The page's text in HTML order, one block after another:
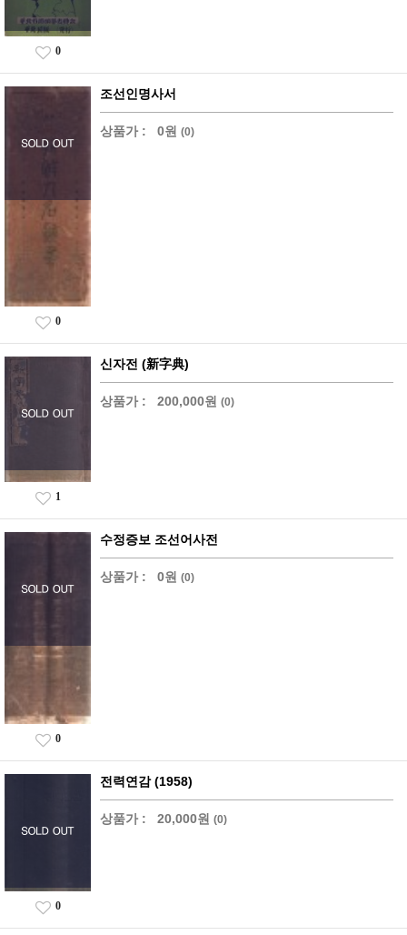
0
조선인명사서
상품가 : 0원 (0)
0
신자전 (新字典)
상품가 : 200,000원 (0)
1
수정증보 조선어사전
상품가 : 0원 (0)
0
전력연감 (1958)
상품가 : 20,000원 (0)
0